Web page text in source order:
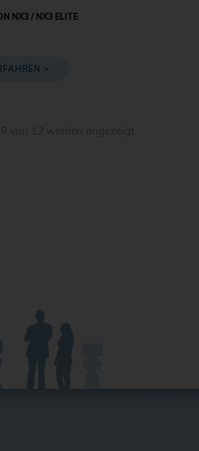
NX3 / NX3 ELITE
>